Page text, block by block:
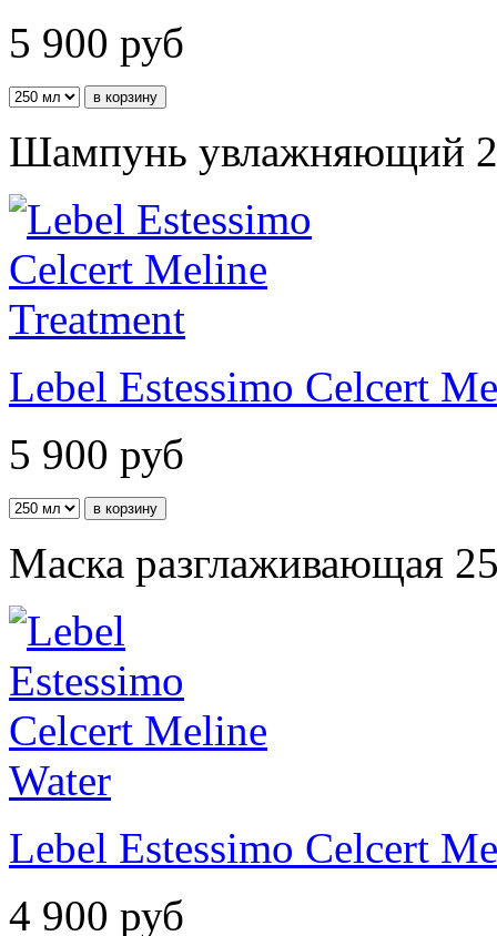
5 900 руб
Шампунь увлажняющий
Lebel Estessimo Celcert
5 900 руб
Маска разглаживающая
Lebel Estessimo Celcert
4 900 руб